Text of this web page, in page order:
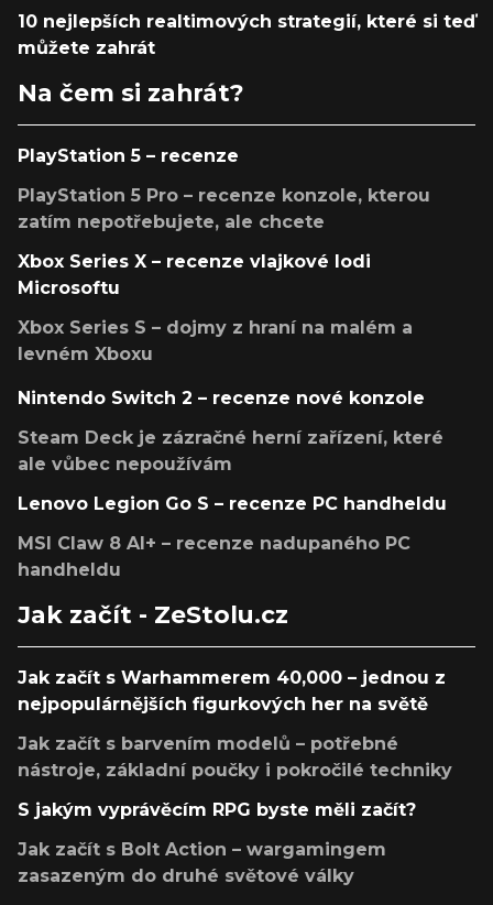
10 nejlepších realtimových strategií, které si teď
můžete zahrát
Na čem si zahrát?
PlayStation 5 – recenze
PlayStation 5 Pro – recenze konzole, kterou
zatím nepotřebujete, ale chcete
Xbox Series X – recenze vlajkové lodi
Microsoftu
Xbox Series S – dojmy z hraní na malém a
levném Xboxu
Nintendo Switch 2 – recenze nové konzole
Steam Deck je zázračné herní zařízení, které
ale vůbec nepoužívám
Lenovo Legion Go S – recenze PC handheldu
MSI Claw 8 AI+ – recenze nadupaného PC
handheldu
Jak začít - ZeStolu.cz
Jak začít s Warhammerem 40,000 – jednou z
nejpopulárnějších figurkových her na světě
Jak začít s barvením modelů – potřebné
nástroje, základní poučky i pokročilé techniky
S jakým vyprávěcím RPG byste měli začít?
Jak začít s Bolt Action – wargamingem
zasazeným do druhé světové války